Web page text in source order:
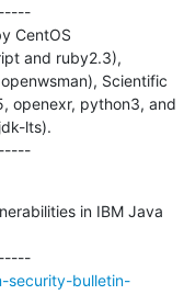
CentOS
and ruby2.3),
Scientific
openexr, python3, and
lts).
---------------------------------------------
in IBM Java
---------------------------------------------
security-bulletin-